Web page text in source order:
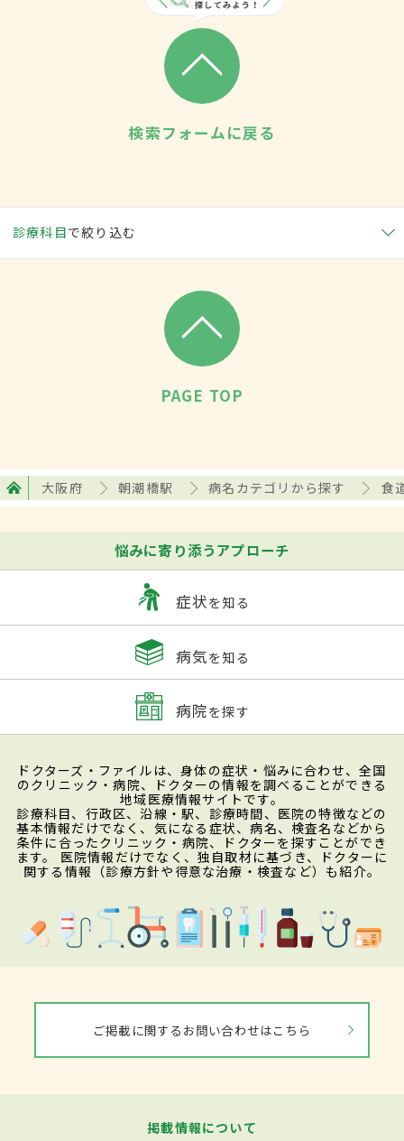
検索フォームに戻る
診療科目で絞り込む
PAGE TOP
大阪府 朝潮橋駅 病名カテゴリから探す 食
悩みに寄り添うアプローチ
症状を知る
病気を知る
病院を探す
ドクターズ・ファイルは、身体の症状・悩みに合わせ、全国
のクリニック・病院、ドクターの情報を調べることができる
地域医療情報サイトです。
診療科目、行政区、沿線・駅、診療時間、医院の特徴などの
基本情報だけでなく、気になる症状、病名、検査名などから
条件に合ったクリニック・病院、ドクターを探すことができ
ます。 医院情報だけでなく、独自取材に基づき、ドクターに
関する情報（診療方針や得意な治療・検査など）も紹介。
ご掲載に関するお問い合わせはこちら
掲載情報について